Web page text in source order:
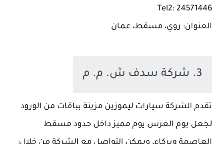
Tel2: 24571446
العنوان: روي، مسقط، عمان
3. شركة سدف ش. م. م
تقدم الشركة سيارات ليموزين مزينة بباقات من الورود
لجعل يوم العرس يوم مميز داخل حدود مسقط